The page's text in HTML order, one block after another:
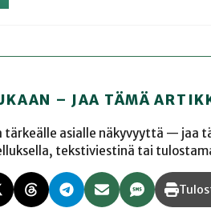
– JAA TÄMÄ
tärkeälle asialle näkyvyyttä — jaa
tekstiviestinä tai